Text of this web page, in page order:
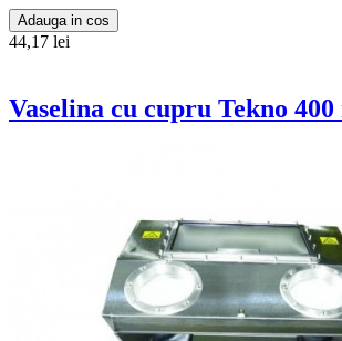
Adauga in cos
44,17 lei
Vaselina cu cupru Tekno 400